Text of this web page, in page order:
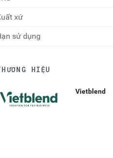
xứ
sử dụng
HIỆU
Vietblend